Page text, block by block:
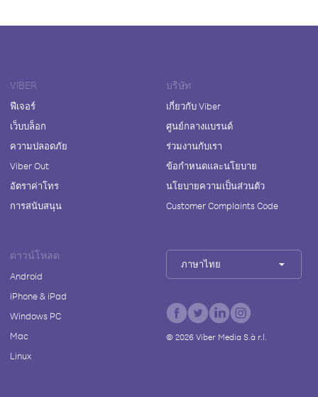
VIBER
ฟีเจอร์
เว็บบล็อก
ความปลอดภัย
Viber Out
อัตราค่าโทร
การสนับสนุน
บริษัท
เกี่ยวกับ Viber
ศูนย์กลางแบรนด์
ร่วมงานกับเรา
ข้อกำหนดและนโยบาย
นโยบายความเป็นส่วนตัว
Customer Complaints Code
ดาวน์โหลด
Android
iPhone & iPad
Windows PC
Mac
Linux
ภาษาไทย
© 2026Viber Media S.à r.l.